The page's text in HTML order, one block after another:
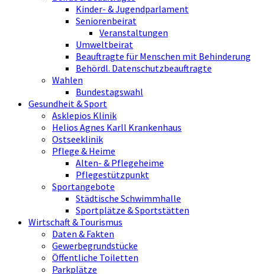
Kinder- & Jugendparlament
Seniorenbeirat
Veranstaltungen
Umweltbeirat
Beauftragte für Menschen mit Behinderung
Behördl. Datenschutzbeauftragte
Wahlen
Bundestagswahl
Gesundheit & Sport
Asklepios Klinik
Helios Agnes Karll Krankenhaus
Ostseeklinik
Pflege & Heime
Alten- & Pflegeheime
Pflegestützpunkt
Sportangebote
Städtische Schwimmhalle
Sportplätze & Sportstätten
Wirtschaft & Tourismus
Daten & Fakten
Gewerbegrundstücke
Öffentliche Toiletten
Parkplätze